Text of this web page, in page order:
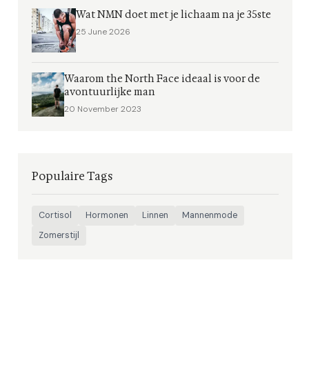
Wat NMN doet met je lichaam na je 35ste
25 June 2026
Waarom the North Face ideaal is voor de
avontuurlijke man
20 November 2023
Populaire Tags
Cortisol Hormonen Linnen
Mannenmode
Zomerstijl